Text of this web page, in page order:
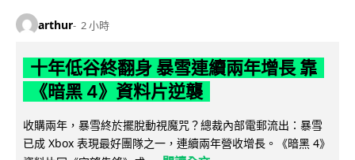
arthur 2 小時
十年低谷終翻身 暴雪連續兩年增長 靠
《暗黑 4》資料片逆襲
收購兩年，暴雪終於擺脫動視魔咒？總裁內部電郵流出：暴雪
已成 Xbox 表現最好團隊之一，連續兩年營收增長。《暗黑 4》